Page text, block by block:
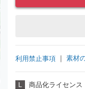
利用禁止事項 ｜ 素材
L 商品化ライセンス